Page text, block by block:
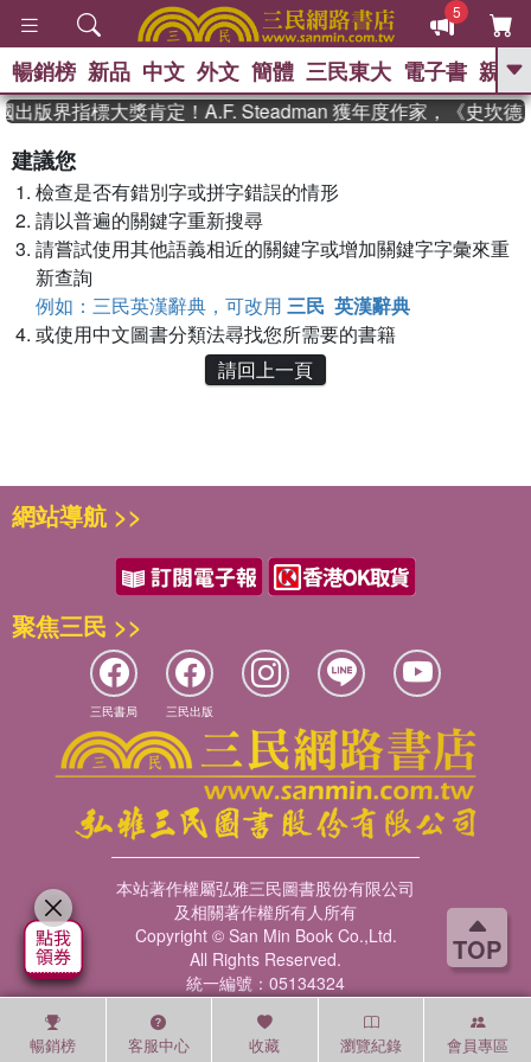
TOP
5
GO
史是一群喵 、
獎 臺灣漫遊錄
登輝時代 、 數學女孩：黎曼猜想 、
暢銷榜 新品 中文 外文 簡體 三民東大 電子書 親子
出版界指標大獎肯定！A.F. Steadman 獲年度作家，《史坎德
建議您
檢查是否有錯別字或拼字錯誤的情形
請以普遍的關鍵字重新搜尋
請嘗試使用其他語義相近的關鍵字或增加關鍵字字彙來重
新查詢
例如：三民英漢辭典，可改用 三民 英漢辭典
或使用中文圖書分類法尋找您所需要的書籍
請回上一頁
暢銷榜 客服中心 收藏 瀏覽紀錄 會員專區
網站導航 >>
聚焦三民 >>
三民書局 三民出版
本站著作權屬弘雅三民圖書股份有限公司
及相關著作權所有人所有
Copyright © San Min Book Co.,Ltd.
All Rights Reserved.
統一編號：05134324